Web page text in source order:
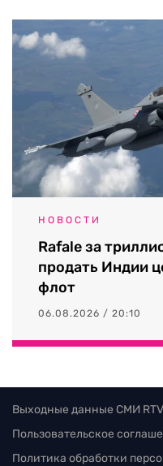
НОВОСТИ
Rafale за
продать Индии
флот
06.08.2026 / 20:10
Выходные данные СМИ
Пользовательское
Политика обработки